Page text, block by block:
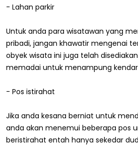
- Lahan parkir
Untuk anda para wisatawan yang
pribadi, jangan khawatir mengenai
obyek wisata ini juga telah
memadai untuk menampung
- Pos istirahat
Jika anda kesana berniat untuk
anda akan menemui beberapa pos
beristirahat entah hanya sekedar